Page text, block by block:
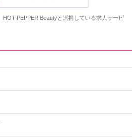
PEPPER Beautyと連携している求人サービ